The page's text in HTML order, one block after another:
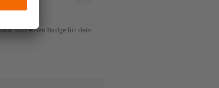
und einen Badge für dein